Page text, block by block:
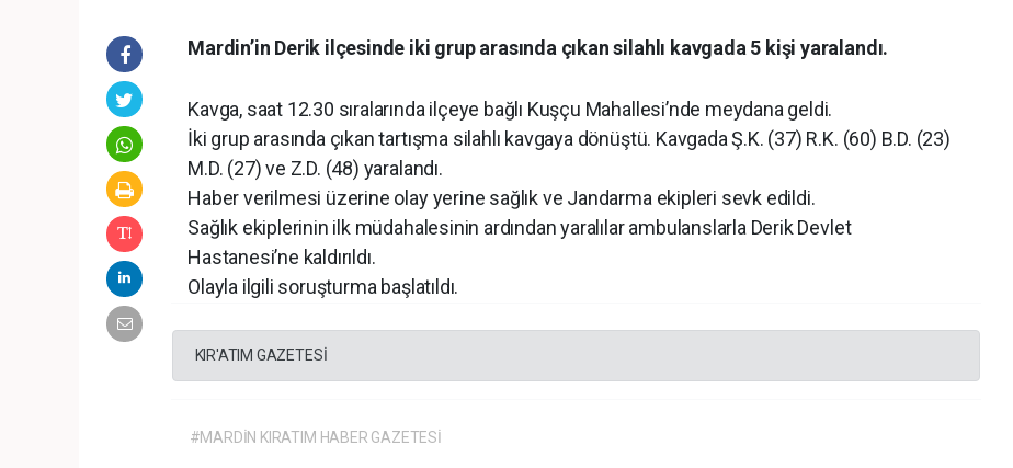
Mardin’in Derik ilçesinde iki grup arasında çıkan silahlı kavgada 5 kişi yaralandı.
Kavga, saat 12.30 sıralarında ilçeye bağlı Kuşçu Mahallesi’nde meydana geldi.
İki grup arasında çıkan tartışma silahlı kavgaya dönüştü. Kavgada Ş.K. (37) R.K. (60) B.D. (23)
M.D. (27) ve Z.D. (48) yaralandı.
Haber verilmesi üzerine olay yerine sağlık ve Jandarma ekipleri sevk edildi.
Sağlık ekiplerinin ilk müdahalesinin ardından yaralılar ambulanslarla Derik Devlet
Hastanesi’ne kaldırıldı.
Olayla ilgili soruşturma başlatıldı.
KIR'ATIM GAZETESİ
#MARDİN KIRATIM HABER GAZETESİ